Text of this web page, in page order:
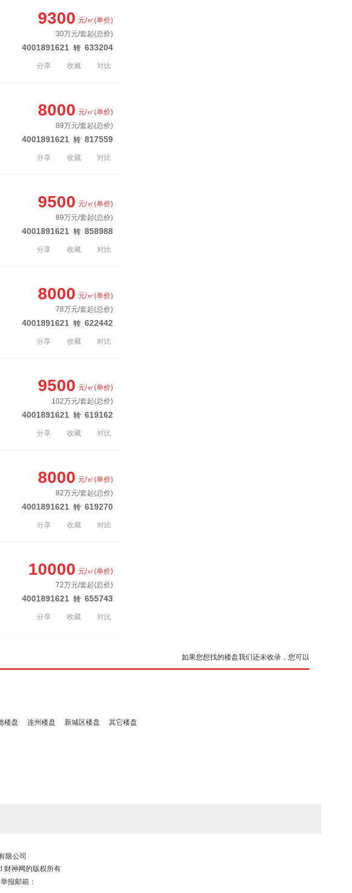
4001891621 转 633204
9300 元/㎡(单价)
30万元/套起(总价)
分享 收藏 对比
4001891621 转 817559
8000 元/㎡(单价)
89万元/套起(总价)
分享 收藏 对比
4001891621 转 858988
9500 元/㎡(单价)
89万元/套起(总价)
分享 收藏 对比
4001891621 转 622442
8000 元/㎡(单价)
78万元/套起(总价)
分享 收藏 对比
4001891621 转 619162
9500 元/㎡(单价)
102万元/套起(总价)
分享 收藏 对比
4001891621 转 619270
8000 元/㎡(单价)
82万元/套起(总价)
分享 收藏 对比
4001891621 转 655743
10000 元/㎡(单价)
72万元/套起(总价)
分享 收藏 对比
如果您想找的楼盘我们还未收录，您可以
楼盘 连州楼盘 新城区楼盘 其它楼盘
限公司
财神网的版权所有
报邮箱：